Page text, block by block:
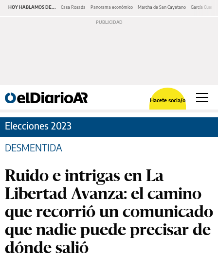
HOY HABLAMOS DE... Casa Rosada Panorama económico Marcha de San Cayetano García Cuerva
Hacete socia/o
Elecciones 2023
DESMENTIDA
Ruido e intrigas en La
Libertad Avanza: el camino
que recorrió un comunicado
que nadie puede precisar de
dónde salió